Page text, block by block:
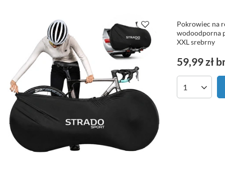
Pokrowiec na
wodoodporna
XXL srebrny
59,99 zł
Ilość